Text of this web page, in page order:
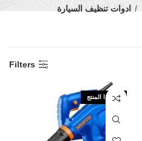
ادوات تنظيف السيارة
Filters
نفذ هذا المنتج